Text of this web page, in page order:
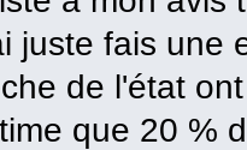
juste fais une
de l'état
que 20 %